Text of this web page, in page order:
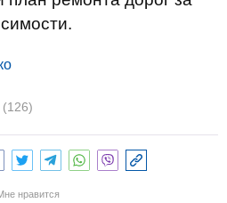
(126)
нравится